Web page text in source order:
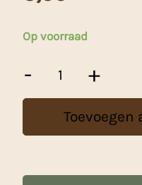
Op voorraad
-
Glitter
Blauw
100
+